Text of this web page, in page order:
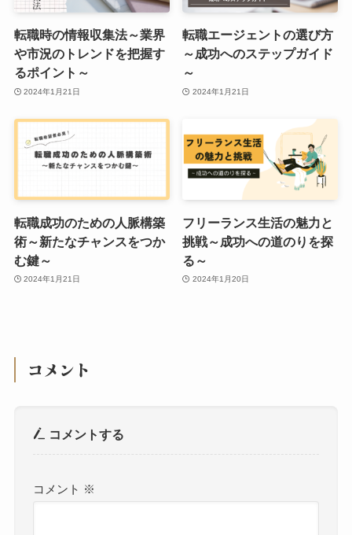
転職時の情報収集法～業界
や市況のトレンドを把握す
るポイント～
2024年1月21日
転職エージェントの選び方
～成功へのステップガイド
～
2024年1月21日
転職成功のための人脈構築
術～新たなチャンスをつか
む鍵～
2024年1月21日
フリーランス生活の魅力と
挑戦～成功への道のりを探
る～
2024年1月20日
コメント
コメントする
コメント ※